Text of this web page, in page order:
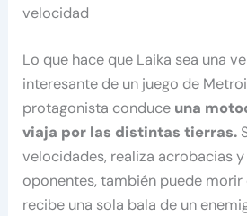
velocidad
Lo que hace que Laika sea una
interesante de un juego de
protagonista conduce una
viaja por las distintas tierras.
velocidades, realiza acrobacias
oponentes, también puede morir
recibe una sola bala de un